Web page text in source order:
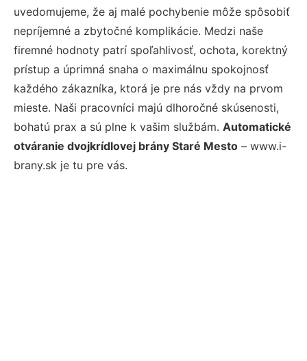
uvedomujeme, že aj malé pochybenie môže spôsobiť
nepríjemné a zbytočné komplikácie. Medzi naše
firemné hodnoty patrí spoľahlivosť, ochota, korektný
prístup a úprimná snaha o maximálnu spokojnosť
každého zákazníka, ktorá je pre nás vždy na prvom
mieste. Naši pracovníci majú dlhoročné skúsenosti,
bohatú prax a sú plne k vašim službám. Automatické
otváranie dvojkrídlovej brány Staré Mesto – www.i-
brany.sk je tu pre vás.